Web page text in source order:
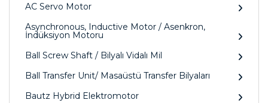
AC Servo Motor
Asynchronous, Inductive Motor / Asenkron,
İndüksiyon Motoru
Ball Screw Shaft / Bilyalı Vidalı Mil
Ball Transfer Unit/ Masaüstü Transfer Bilyaları
Bautz Hybrid Elektromotor